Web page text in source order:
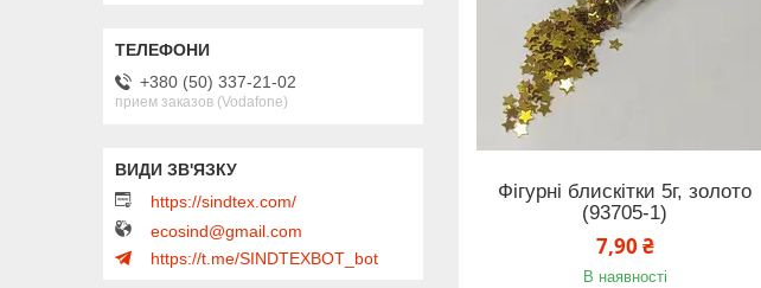
Фігурні блискітки 5г, золото
(93705-1)
7,90 ₴
В наявності
+380 (50) 337-21-02
прием заказов (Vodafone)
https://sindtex.com/
ecosind@gmail.com
https://t.me/SINDTEXBOT_bot